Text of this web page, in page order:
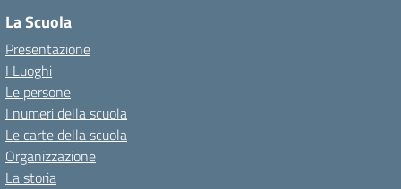
La Scuola
Presentazione
I Luoghi
Le persone
I numeri della scuola
Le carte della scuola
Organizzazione
La storia